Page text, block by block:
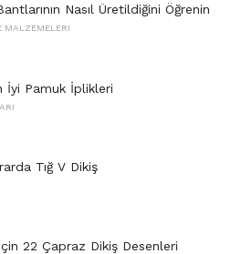
Nasıl Üretildiğini Öğrenin
MALZEMELERI
İyi Pamuk İplikleri
Tığ V Dikiş
22 Çapraz Dikiş Desenleri